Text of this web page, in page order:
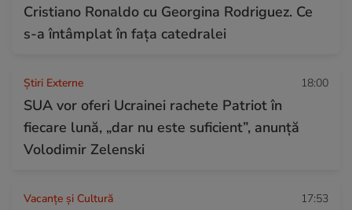
Cristiano Ronaldo cu Georgina Rodriguez. Ce
s-a întâmplat în fața catedralei
Știri Externe 18:00
SUA vor oferi Ucrainei rachete Patriot în
fiecare lună, „dar nu este suficient”, anunță
Volodimir Zelenski
Vacanțe și Cultură 17:53